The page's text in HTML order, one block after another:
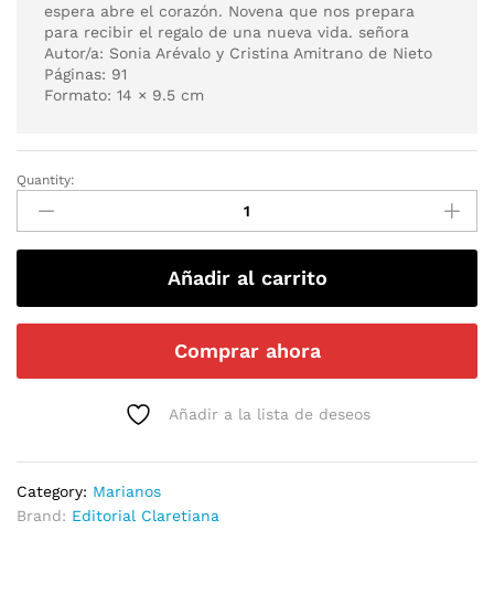
espera abre el corazón. Novena que nos prepara
para recibir el regalo de una nueva vida. señora
Autor/a: Sonia Arévalo y Cristina Amitrano de Nieto
Páginas: 91
Formato: 14 × 9.5 cm
Quantity:
Añadir al carrito
Comprar ahora
Añadir a la lista de deseos
Category: Marianos
Brand: Editorial Claretiana